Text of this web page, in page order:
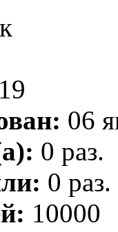
19
06
0 раз.
0 раз.
10000